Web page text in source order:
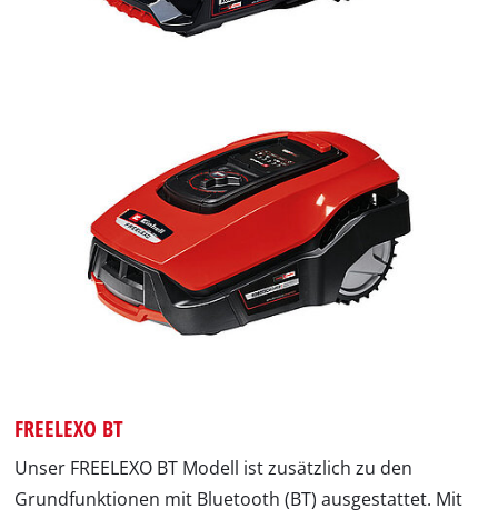
FREELEXO BT
Unser FREELEXO BT Modell ist zusätzlich zu den
Grundfunktionen mit Bluetooth (BT) ausgestattet. Mit